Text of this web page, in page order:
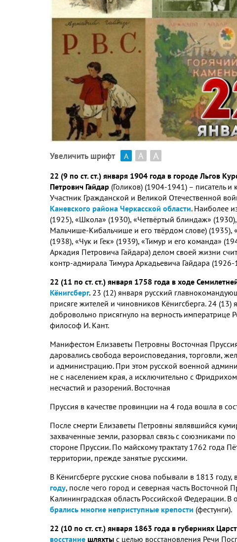
Увеличить шрифт А А А
22 (9 по ст. ст.) января 1904 года в городе Льгов
Петрович Гайдар (Голиков) (1904-1941) – писатель
Участник Гражданской и Великой Отечественной
Каневского района Черкасской области. Наиболее
(1925), «Школа» (1930), «Четвёртый блиндаж»
Мальчише-Кибальчише и его твёрдом слове) (1935),
(1938), «Чук и Гек» (1939), «Тимур и его команда»
Аркадия Петровича Гайдара) делом своей жизни
контр-адмирала Тимура Аркадьевича Гайдара (1926-
22 (11 по ст. ст.) января 1758 года в ходе
Кёнигсберг. 23 (12) января русский
присяге жителей и чиновников Кёнигсберга. 24
добровольно присягнуло на верность
философ И. Кант.
Манифестом Елизаветы Петровны Восточная
даровались свобода вероисповедания, торговли,
и администрацию. При этом русской военной
не с населением края, а исключительно с
несчастий и разорений. Восточная
Пруссия в качестве провинции на 4 года вошла в
После смерти Елизаветы Петровны являвшийся
захваченные земли, разорвал связь с союзниками
стороне Пруссии. По майскому трактату 1762 года
территории, прежде занятые русскими.
В Кёнигсберге русские снова побывали в 1813
году, после чего город и северная часть
Калининградская область Российской Федерации. В
брались многие неприступные крепости (фестунги).
22 (10 по ст. ст.) января 1863 года в губерниях
восстание шляхты с целью восстановления Речи